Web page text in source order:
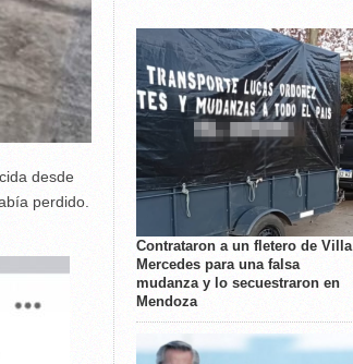
desde
perdido.
Contrataron a un fletero de Villa
Mercedes para una falsa
mudanza y lo secuestraron en
Mendoza